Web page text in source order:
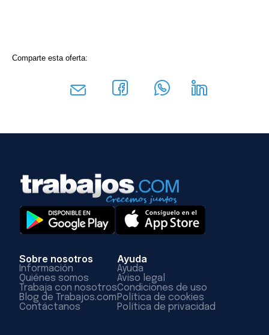
Comparte esta oferta:
Sobre nosotros
Información
Quiénes somos
Trabaja con nosotros
Blog de Trabajos.com
Contáctanos
Ayuda
Ayuda
Aviso legal
Condiciones de uso
Política de cookies
Política de privacidad